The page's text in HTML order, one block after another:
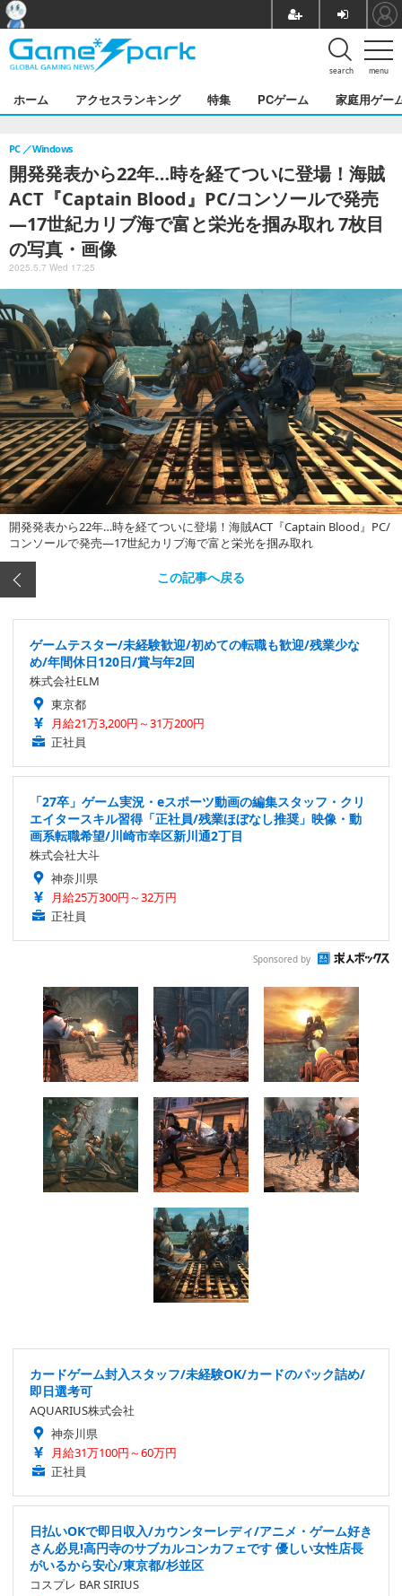
menu
search
ホーム アクセスランキング 特集 PCゲーム 家庭用ゲー
開発発表から22年…時を経てついに登場！海賊
ACT『Captain Blood』PC/コンソールで発売
―17世紀カリブ海で富と栄光を掴み取れ 7枚目
の写真・画像
PC Windows
2025.5.7 Wed 17:25
開発発表から22年…時を経てついに登場！海賊ACT『Captain Blood』PC/
コンソールで発売―17世紀カリブ海で富と栄光を掴み取れ
この記事へ戻る
ゲームテスター/未経験歓迎/初めての転職も歓迎/残業少な
め/年間休日120日/賞与年2回
株式会社ELM
東京都
月給21万3,200円～31万200円
正社員
「27卒」ゲーム実況・eスポーツ動画の編集スタッフ・クリ
エイタースキル習得「正社員/残業ほぼなし推奨」映像・動
画系転職希望/川崎市幸区新川通2丁目
株式会社大斗
神奈川県
月給25万300円～32万円
正社員
Sponsored by
カードゲーム封入スタッフ/未経験OK/カードのパック詰め/
即日選考可
AQUARIUS株式会社
神奈川県
月給31万100円～60万円
正社員
日払いOKで即日収入/カウンターレディ/アニメ・ゲーム好き
さん必見!高円寺のサブカルコンカフェです 優しい女性店長
がいるから安心/東京都/杉並区
コスプレ BAR SIRIUS